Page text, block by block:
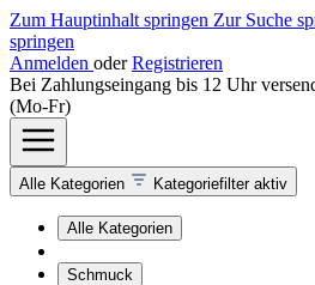
Zum Hauptinhalt springen Zur Suche
springen
Anmelden oder Registrieren
Bei Zahlungseingang bis 12 Uhr
(Mo-Fr)
Alle Kategorien Kategoriefilter aktiv
Alle Kategorien
Schmuck